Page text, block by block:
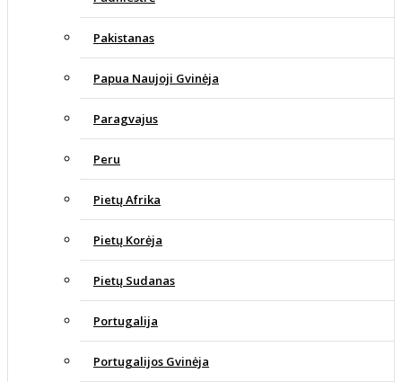
Pakistanas
Papua Naujoji Gvinėja
Paragvajus
Peru
Pietų Afrika
Pietų Korėja
Pietų Sudanas
Portugalija
Portugalijos Gvinėja